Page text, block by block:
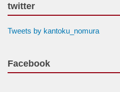
twitter
Tweets by kantoku_nomura
Facebook